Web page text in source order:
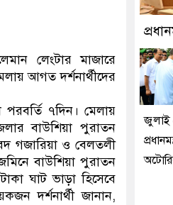
মূর্তমান প্রতীক বেগম খালেদা জিয়া :
লেংটার মাজারে
আগত দর্শনার্থীদের
৭দিন। মেলায়
বাউশিয়া পুরাতন
গজারিয়া ও বেলতলী
বাউশিয়া পুরাতন
ঘাট ভাড়া হিসেবে
দর্শনার্থী জানান,
জুলাই